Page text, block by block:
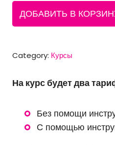
ДОБАВИТЬ В
Category: Курсы
На курс будет два
Без помощи
С помощью